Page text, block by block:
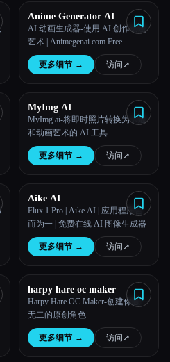
Anime Generator AI
AI 动画生成器-使用 AI 创作动漫
艺术 | Animegenai.com Free
更多细节 → 访问 ↗︎
MyImg AI
MyImg.ai-将即时照片转换为卡通
和动画艺术的 AI 工具
更多细节 → 访问 ↗︎
Aike AI
Flux.1 Pro | Aike AI | 应用程序合
而为一 | 免费在线 AI 图像生成器
更多细节 → 访问 ↗︎
harpy hare oc maker
Harpy Hare OC Maker-创建你独一
无二的原创角色
更多细节 → 访问 ↗︎